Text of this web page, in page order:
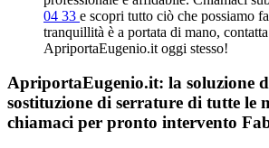
04 33 e scopri tutto ciò che possiamo
tranquillità è a portata di mano, contatta
ApriportaEugenio.it oggi stesso!
ApriportaEugenio.it: la soluzione
sostituzione di serrature di tutte le
chiamaci per pronto intervento